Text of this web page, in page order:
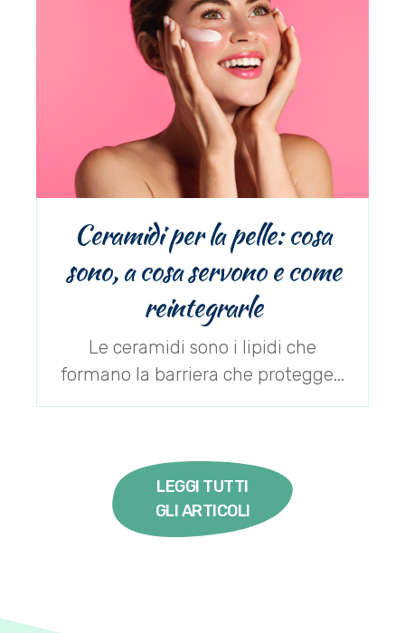
Ceramidi per la pelle: cosa
sono, a cosa servono e come
reintegrarle
Le ceramidi sono i lipidi che
formano la barriera che protegge...
LEGGI TUTTI
GLI ARTICOLI